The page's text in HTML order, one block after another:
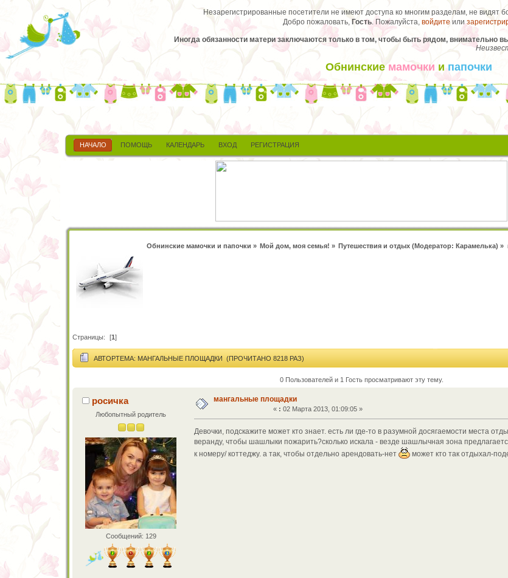
Незарегистрированные посетители не имеют доступа ко многим разделам, не видят
Добро пожаловать, Гость. Пожалуйста, войдите или
Иногда обязанности матери заключаются только в том, чтобы быть рядом, внимательно
Обнинские мамочки ипапочки
НАЧАЛО ПОМОЩЬ КАЛЕНДАРЬ ВХОД РЕГИСТРАЦИЯ
Обнинские мамочки и папочки » Мой дом, моя семья! » Путешествия и отдых (Модератор:Карамелька) »
Страницы: [1]
АВТОРТЕМА: МАНГАЛЬНЫЕ ПЛОЩАДКИ (ПРОЧИТАНО 8218 РАЗ)
0 Пользователей и 1 Гость просматривают эту тему.
росичка
Любопытный родитель
Сообщений: 129
мангальные площадки
« : 02 Марта 2013, 01:09:05 »
Девочки, подскажите может кто знает. есть ли где-то в разумной досягаемости места
веранду, чтобы шашлыки пожарить?сколько искала - везде шашлычная зона
к номеру/ коттеджу. а так, чтобы отдельно арендовать-нет
может кто так отдыхал-